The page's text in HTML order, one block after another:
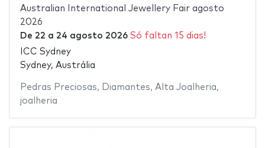
Australian International Jewellery Fair agosto
2026
De 22 a 24 agosto 2026 Só faltan 15 dias!
ICC Sydney
Sydney, Austrália
Pedras Preciosas, Diamantes, Alta Joalheria,
joalheria